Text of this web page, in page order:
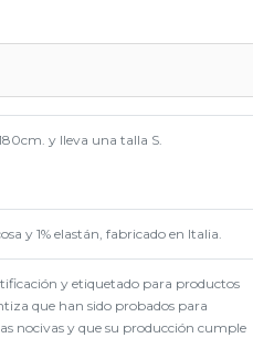
y lleva una talla S.
y 1% elastán, fabricado en Italia.
y etiquetado para productos
que han sido probados para
nocivas y que su producción cumple